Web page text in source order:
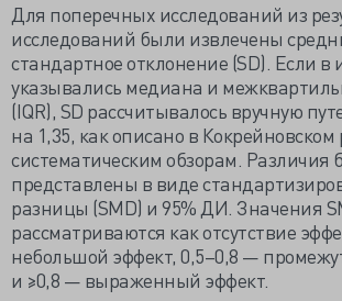
Для поперечных исследований из
исследований были извлечены
стандартное отклонение (SD). Если в
указывались медиана и
(IQR), SD рассчитывалось вручную
на 1,35, как описано в Кокрейновском
систематическим обзорам. Различия
представлены в виде
разницы (SMD) и 95% ДИ. Значения
рассматриваются как отсутствие
небольшой эффект, 0,5–0,8 —
и ≥0,8 — выраженный эффект.